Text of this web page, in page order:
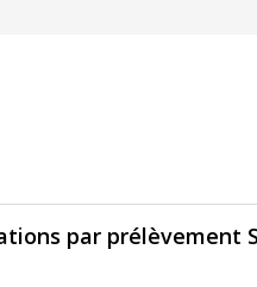
par prélèvement